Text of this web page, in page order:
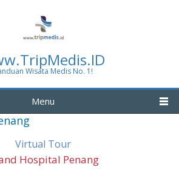
Wisata Medis No. 1!
Menu
Virtual Tour
Hospital Penang